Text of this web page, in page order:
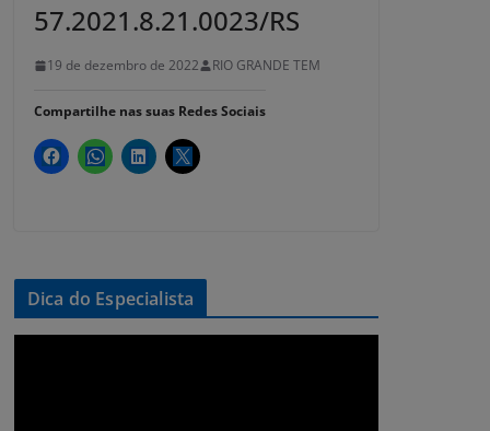
57.2021.8.21.0023/RS
19 de dezembro de 2022 RIO GRANDE TEM
Compartilhe nas suas Redes Sociais
Dica do Especialista